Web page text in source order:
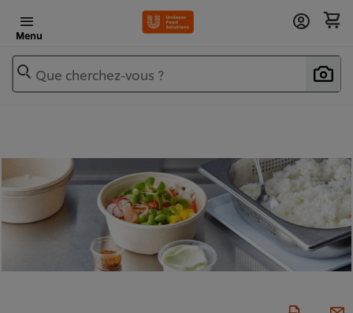
Menu
Que cherchez-vous ?